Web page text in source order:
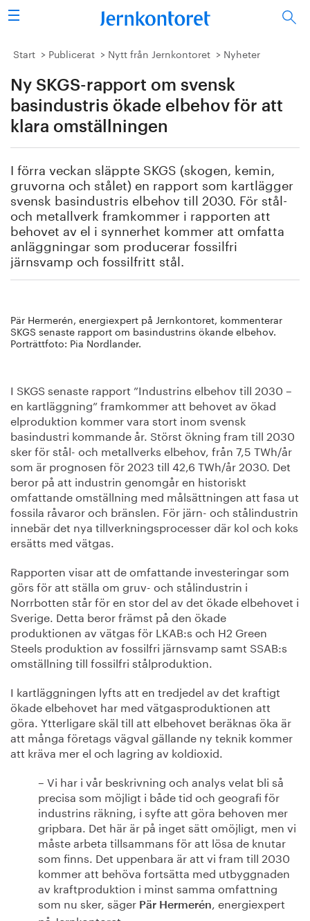
Sök
Stålindustrin
Vision 2050
Forskning/utbildning
Vi tycker
Publicerat
Bildbank
Start Publicerat Nytt från Jernkontoret Nyheter
Ny SKGS-rapport om svensk
basindustris ökade elbehov för att
klara omställningen
I förra veckan släppte SKGS (skogen, kemin,
gruvorna och stålet) en rapport som kartlägger
svensk basindustris elbehov till 2030. För stål-
och metallverk framkommer i rapporten att
behovet av el i synnerhet kommer att omfatta
anläggningar som producerar fossilfri
järnsvamp och fossilfritt stål.
Pär Hermerén, energiexpert på Jernkontoret, kommenterar
SKGS senaste rapport om basindustrins ökande elbehov.
Porträttfoto: Pia Nordlander.
I SKGS senaste rapport ”Industrins elbehov till 2030 –
en kartläggning” framkommer att behovet av ökad
elproduktion kommer vara stort inom svensk
basindustri kommande år. Störst ökning fram till 2030
sker för stål- och metallverks elbehov, från 7,5 TWh/år
som är prognosen för 2023 till 42,6 TWh/år 2030. Det
beror på att industrin genomgår en historiskt
omfattande omställning med målsättningen att fasa ut
fossila råvaror och bränslen. För järn- och stålindustrin
innebär det nya tillverkningsprocesser där kol och koks
ersätts med vätgas.
Rapporten visar att de omfattande investeringar som
görs för att ställa om gruv- och stålindustrin i
Norrbotten står för en stor del av det ökade elbehovet i
Sverige. Detta beror främst på den ökade
produktionen av vätgas för LKAB:s och H2 Green
Steels produktion av fossilfri järnsvamp samt SSAB:s
omställning till fossilfri stålproduktion.
I kartläggningen lyfts att en tredjedel av det kraftigt
ökade elbehovet har med vätgasproduktionen att
göra. Ytterligare skäl till att elbehovet beräknas öka är
att många företags vägval gällande ny teknik kommer
att kräva mer el och lagring av koldioxid.
– Vi har i vår beskrivning och analys velat bli så
precisa som möjligt i både tid och geografi för
industrins räkning, i syfte att göra behoven mer
gripbara. Det här är på inget sätt omöjligt, men vi
måste arbeta tillsammans för att lösa de knutar
som finns. Det uppenbara är att vi fram till 2030
kommer att behöva fortsätta med utbyggnaden
av kraftproduktion i minst samma omfattning
som nu sker, säger Pär Hermerén, energiexpert